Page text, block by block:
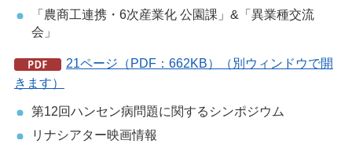
「農商工連携・6次産業化 公園課」&「異業種交流
会」
21ページ（PDF：662KB）（別ウィンドウで開
きます）
第12回ハンセン病問題に関するシンポジウム
リナシアター映画情報